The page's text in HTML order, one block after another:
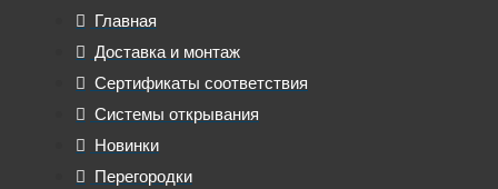
Главная
Доставка и монтаж
Сертификаты соответствия
Системы открывания
Новинки
Перегородки